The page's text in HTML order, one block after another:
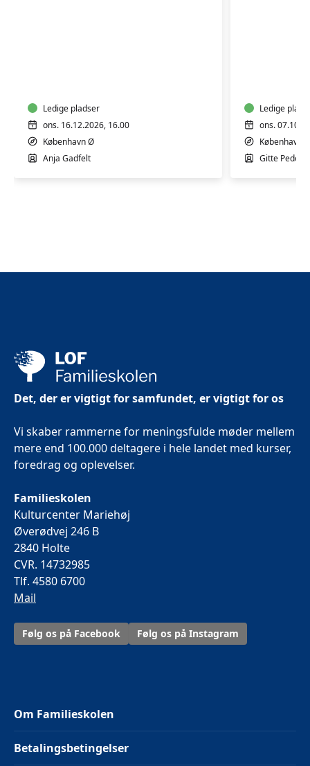
Ledige pladser
ons. 16.12.2026, 16.00
København Ø
Anja Gadfelt
Ledige
ons.
København Ø
Gitte
Det, der er vigtigt for samfundet, er vigtigt for os
Vi skaber rammerne for meningsfulde møder mellem
mere end 100.000 deltagere i hele landet med kurser,
foredrag og oplevelser.
Familieskolen
Kulturcenter Mariehøj
Øverødvej 246 B
2840 Holte
CVR. 14732985
Tlf. 4580 6700
Mail
Følg os på Facebook Følg os på Instagram
Om Familieskolen
Betalingsbetingelser